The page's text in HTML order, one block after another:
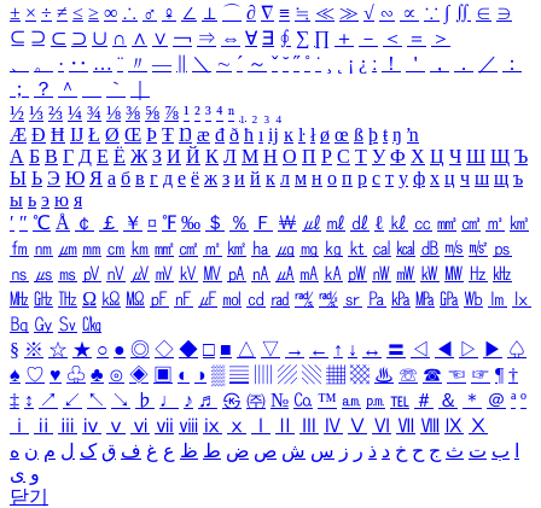
± × ÷ ≠ ≤ ≥ ∞ ∴ ♂ ♀ ∠ ⊥ ⌒ ∂ ∇ ≡ ≒ ≪ ≫ √ ∽ ∝ ∵ ∫ ∬ ∈ ∋
⊆ ⊇ ⊂ ⊃ ∪ ∩ ∧ ∨ ￢ ⇒ ⇔ ∀ ∃ ∮ ∑ ∏ ＋ － ＜ ＝
＞
、
。 · ‥ … ¨ 〃 ― ＼ ∼ ´ ～ ˇ ˘ ˝ ˚ ˙ ¸ ¡ ¿ ː ！ ＇ ， ． ／
：
；
？ ＾ ｀
½ ⅓ ⅔ ¼ ¾ ⅛ ⅜ ⅝ ⅞ ¹ ² ³ ⁴ ⁿ ₁ ₂ ₃ ₄
Æ Ð Ħ Ĳ Ł Ø Œ Þ Ŧ Ŋ æ đ ð ħ ı ĳ ĸ ŀ ł ø œ ß þ ŧ ŋ ŉ
А Б В Г Д Е Ё Ж З И Й К Л М Н О П Р С Т У Ф Х Ц Ч Ш Щ Ъ
Ы Ь Э Ю Я а б в г д е ё ж з и й к л м н о п р с т у ф х ц ч ш щ ъ
ы ь э ю я
′ ″ ℃ Å ￠ ￡ ￥ ¤ ℉ ‰ ＄ ％ Ｆ ￦ ㎕ ㎖ ㎗ ℓ ㎘ ㏄ ㎣ ㎤ ㎥ ㎦
㎙ ㎚ ㎛ ㎜ ㎝ ㎞ ㎟ ㎠ ㎡ ㎢ ㏊ ㎍ ㎎ ㎏ ㏏ ㎈ ㎉ ㏈ ㎧ ㎨ ㎰
㎱ ㎲ ㎳ ㎴ ㎵ ㎶ ㎷ ㎸ ㎹ ㎀ ㎁ ㎂ ㎃ ㎄ ㎺ ㎻ ㎽ ㎾ ㎿ ㎐ ㎑
㎒ ㎓ ㎔ Ω ㏀ ㏁ ㎊ ㎋ ㎌ ㏖ ㏅ ㎭ ㎮ ㎯ ㏛ ㎩ ㎪ ㎫ ㎬ ㏝ ㏐
㏓
㏃ ㏉ ㏜ ㏆
§ ※ ☆ ★ ○ ● ◎ ◇ ◆ □ ■ △ ▽ → ← ↑ ↓ ↔ 〓 ◁ ◀ ▷ ▶ ♤
♠ ♡ ♥ ♧ ♣ ⊙ ◈ ▣ ◐ ◑ ▒ ▤ ▨ ▧ ▦ ▩ ♨ ☏ ☎ ☜ ☞ ¶ †
‡ ↕ ↗ ↙ ↖ ↘ ♭ ♩ ♪ ♬ ㉿ ㈜ № ㏇ ™ ㏂ ㏘ ℡ ＃ ＆ ＊ ＠ ª º
ⅰ
ⅱ ⅲ ⅳ ⅴ ⅵ ⅶ ⅷ ⅸ ⅹ Ⅳ Ⅴ Ⅵ Ⅶ Ⅷ Ⅸ Ⅹ
ب ت ث ج ح خ د ذ ر ز س ش ص ض ط ظ ع غ ف ق ک ل م ن ه
و ی
닫기